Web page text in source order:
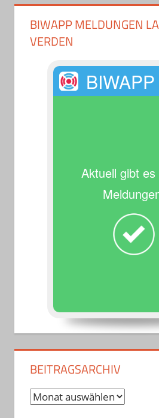
BIWAPP MELDUNGEN
VERDEN
BIWAPP
Aktuell gibt es
BEITRAGSARCHIV
Beitragsarchiv